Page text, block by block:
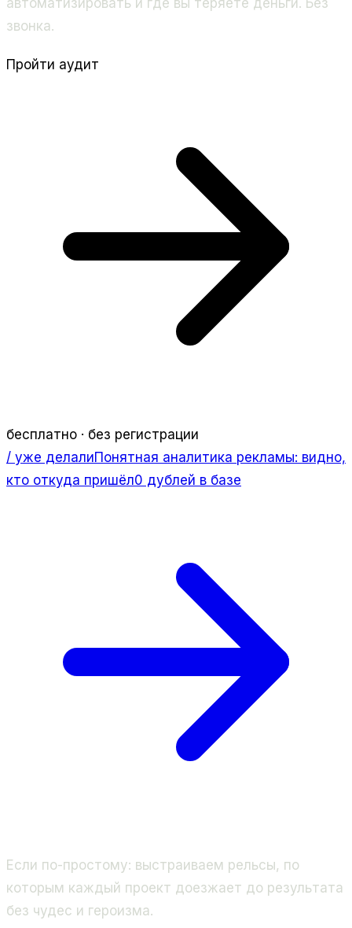
автоматизировать и где вы теряете деньги. Без
звонка.
Пройти аудит
бесплатно · без регистрации
/ уже делалиПонятная аналитика рекламы: видно,
кто откуда пришёл0 дублей в базе
Если по-простому: выстраиваем рельсы, по
которым каждый проект доезжает до результата
без чудес и героизма.